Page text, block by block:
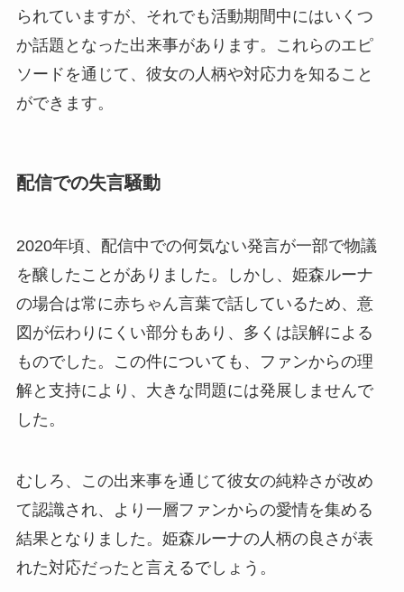
られていますが、それでも活動期間中にはいくつ
か話題となった出来事があります。これらのエピ
ソードを通じて、彼女の人柄や対応力を知ること
ができます。
配信での失言騒動
2020年頃、配信中での何気ない発言が一部で物議
を醸したことがありました。しかし、姫森ルーナ
の場合は常に赤ちゃん言葉で話しているため、意
図が伝わりにくい部分もあり、多くは誤解による
ものでした。この件についても、ファンからの理
解と支持により、大きな問題には発展しませんで
した。
むしろ、この出来事を通じて彼女の純粋さが改め
て認識され、より一層ファンからの愛情を集める
結果となりました。姫森ルーナの人柄の良さが表
れた対応だったと言えるでしょう。